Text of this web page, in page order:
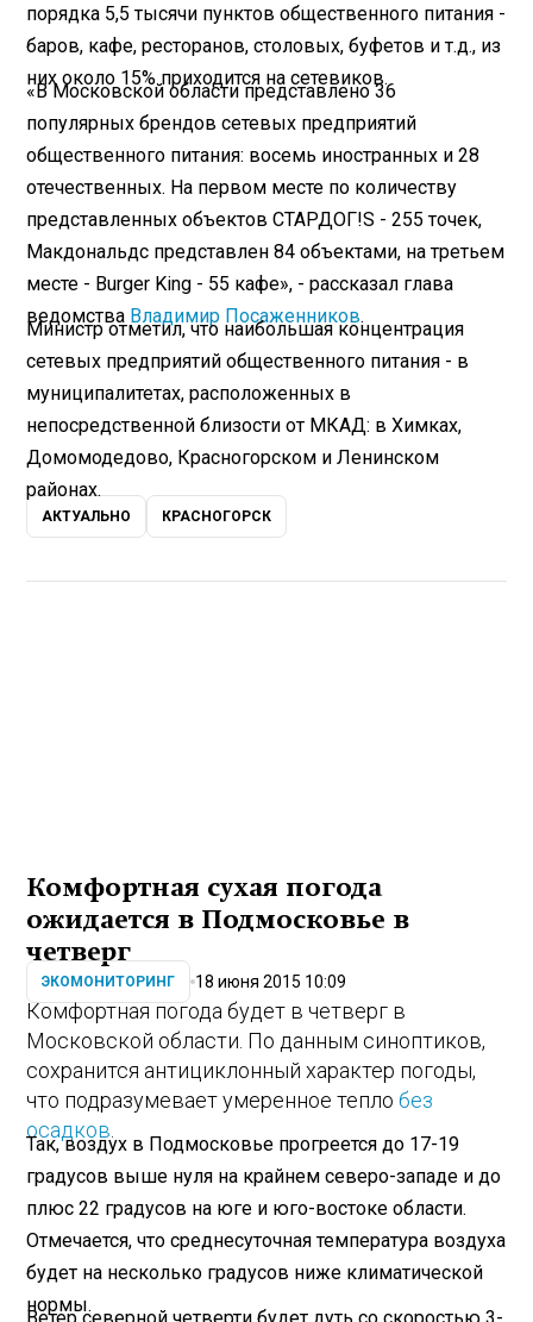
порядка 5,5 тысячи пунктов общественного питания -
баров, кафе, ресторанов, столовых, буфетов и т.д., из
них около 15% приходится на сетевиков.
«В Московской области представлено 36
популярных брендов сетевых предприятий
общественного питания: восемь иностранных и 28
отечественных. На первом месте по количеству
представленных объектов СТАРДОГ!S - 255 точек,
Макдональдс представлен 84 объектами, на третьем
месте - Burger King - 55 кафе», - рассказал глава
ведомства Владимир Посаженников.
Министр отметил, что наибольшая концентрация
сетевых предприятий общественного питания - в
муниципалитетах, расположенных в
непосредственной близости от МКАД: в Химках,
Домомодедово, Красногорском и Ленинском
районах.
АКТУАЛЬНО КРАСНОГОРСК
Комфортная сухая погода
ожидается в Подмосковье в
четверг
ЭКОМОНИТОРИНГ 18 июня 2015 10:09
Комфортная погода будет в четверг в
Московской области. По данным синоптиков,
сохранится антициклонный характер погоды,
что подразумевает умеренное теплобез
осадков
Так, воздух в Подмосковье прогреется до 17-19
градусов выше нуля на крайнем северо-западе и до
плюс 22 градусов на юге и юго-востоке области.
Отмечается, что среднесуточная температура воздуха
будет на несколько градусов ниже климатической
нормы.
Ветер северной четверти будет дуть со скоростью 3-